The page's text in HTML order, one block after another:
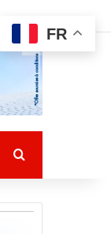
Rechercher
FR